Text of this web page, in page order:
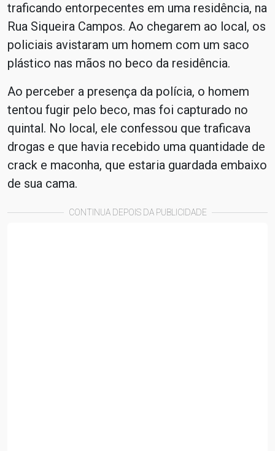
traficando entorpecentes em uma residência, na
Rua Siqueira Campos. Ao chegarem ao local, os
policiais avistaram um homem com um saco
plástico nas mãos no beco da residência.
Ao perceber a presença da polícia, o homem
tentou fugir pelo beco, mas foi capturado no
quintal. No local, ele confessou que traficava
drogas e que havia recebido uma quantidade de
crack e maconha, que estaria guardada embaixo
de sua cama.
CONTINUA DEPOIS DA PUBLICIDADE